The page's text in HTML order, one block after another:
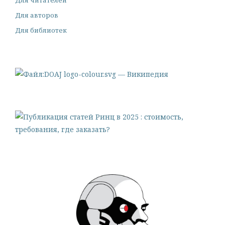
Для авторов
Для библиотек